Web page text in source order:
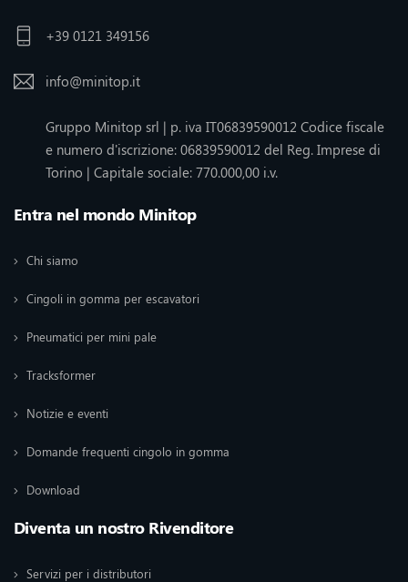
+39 0121 349156
info@minitop.it
Gruppo Minitop srl | p. iva IT06839590012 Codice fiscale
e numero d'iscrizione: 06839590012 del Reg. Imprese di
Torino | Capitale sociale: 770.000,00 i.v.
Entra nel mondo Minitop
Chi siamo
Cingoli in gomma per escavatori
Pneumatici per mini pale
Tracksformer
Notizie e eventi
Domande frequenti cingolo in gomma
Download
Diventa un nostro Rivenditore
Servizi per i distributori